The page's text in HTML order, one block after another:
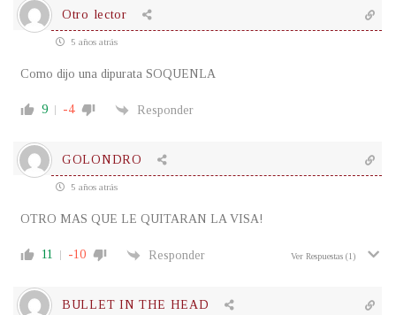
Otro lector
5 años atrás
Como dijo una dipurata SOQUENLA
9 -4 Responder
GOLONDRO
5 años atrás
OTRO MAS QUE LE QUITARAN LA VISA!
11 -10 Responder Ver Respuestas (1)
BULLET IN THE HEAD